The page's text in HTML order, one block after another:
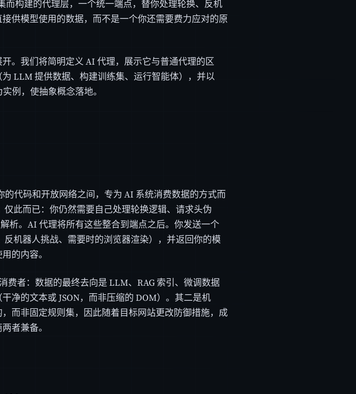
构建的代理层，一个统一端点，替你处理轮换、反机
供模型使用的数据，而不是一个你还需要费力应对的原
。我们将简明定义 AI 代理，展示它与普通代理的区
LLM 提供数据、构建训练集、运行智能体），并以
例，使抽象概念落地。
代码和开放网络之间，专为 AI 系统消费数据的方式而
此而已：你仍然需要自己处理轮换逻辑、请求头伪
析。AI 代理将所有这些整合到端点之后。你发送一个
机器人挑战、需要时的浏览器渲染），并返回你的模
的内容。
费者：数据的最终去向是 LLM、RAG 索引、微调数据
净的文本或 JSON，而非压缩的 DOM）。其二是机
而非固定规则集，因此随着目标网站更改防御措施，成
者兼备。